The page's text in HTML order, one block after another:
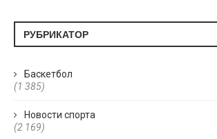
РУБРИКАТОР
Баскетбол
(1 385)
Новости спорта
(2 169)